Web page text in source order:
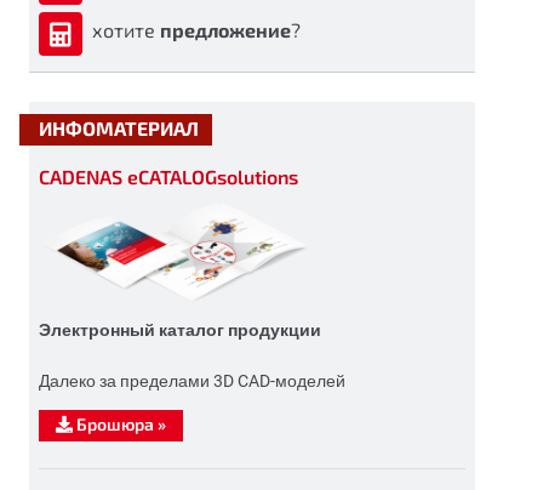
хотите предложение?
ИНФОМАТЕРИАЛ
CADENAS eCATALOGsolutions
Электронный каталог продукции
Далеко за пределами 3D CAD-моделей
Брошюра »